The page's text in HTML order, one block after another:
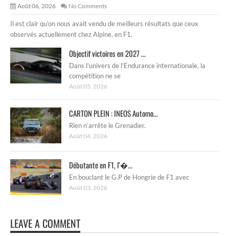
Août 06, 2026 No Comments
Il est clair qu’on nous avait vendu de meilleurs résultats que ceux
observés actuellement chez Alpine, en F1.
Objectif victoires en 2027 ...
Dans l’univers de l’Endurance internationale, la
compétition ne se
Août 05, 2026
CARTON PLEIN : INEOS Automo...
Rien n’arrête le Grenadier.
Août 04, 2026
Débutante en F1, l’�...
En bouclant le G.P de Hongrie de F1 avec
Août 03, 2026
LEAVE A COMMENT